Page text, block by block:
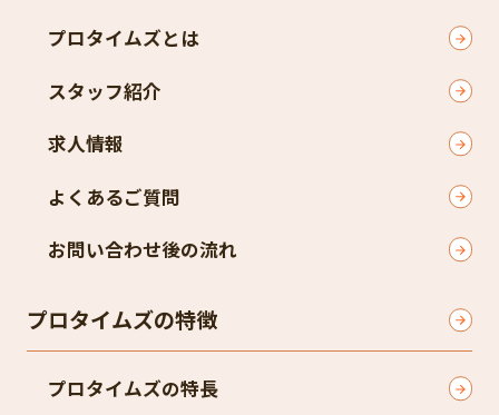
プロタイムズとは
スタッフ紹介
求人情報
よくあるご質問
お問い合わせ後の流れ
プロタイムズの特徴
プロタイムズの特長